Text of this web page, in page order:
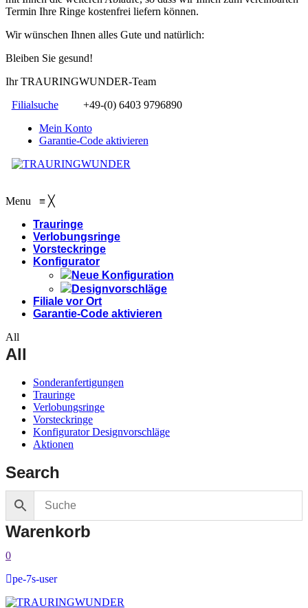
Termin Ihre Ringe kostenfrei liefern können.
Wir wünschen Ihnen alles Gute und natürlich:
Bleiben Sie gesund!
Ihr TRAURINGWUNDER-Team
Filialsuche
+49-(0) 6403 9796890
Mein Konto
Garantie-Code aktivieren
Menu ≡ ╳
Trauringe
Verlobungsringe
Vorsteckringe
Konfigurator
Neue Konfiguration
Designvorschläge
Filiale vor Ort
Garantie-Code aktivieren
All
All
Sonderanfertigungen
Trauringe
Verlobungsringe
Vorsteckringe
Konfigurator Designvorschläge
Aktionen
Search
Warenkorb
0
pe-7s-user